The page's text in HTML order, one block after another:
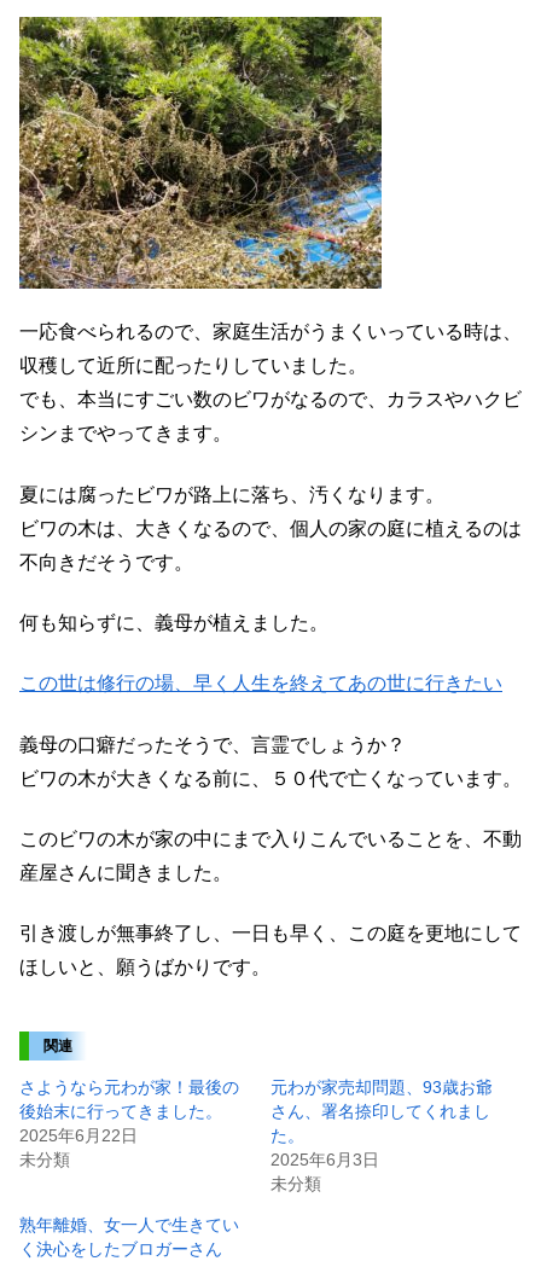
一応食べられるので、家庭生活がうまくいっている時は、
収穫して近所に配ったりしていました。
でも、本当にすごい数のビワがなるので、カラスやハクビ
シンまでやってきます。
夏には腐ったビワが路上に落ち、汚くなります。
ビワの木は、大きくなるので、個人の家の庭に植えるのは
不向きだそうです。
何も知らずに、義母が植えました。
この世は修行の場、早く人生を終えてあの世に行きたい
義母の口癖だったそうで、言霊でしょうか？
ビワの木が大きくなる前に、５０代で亡くなっています。
このビワの木が家の中にまで入りこんでいることを、不動
産屋さんに聞きました。
引き渡しが無事終了し、一日も早く、この庭を更地にして
ほしいと、願うばかりです。
関連
さようなら元わが家！最後の
後始末に行ってきました。
2025年6月22日
未分類
元わが家売却問題、93歳お爺
さん、署名捺印してくれまし
た。
2025年6月3日
未分類
熟年離婚、女一人で生きてい
く決心をしたブロガーさん